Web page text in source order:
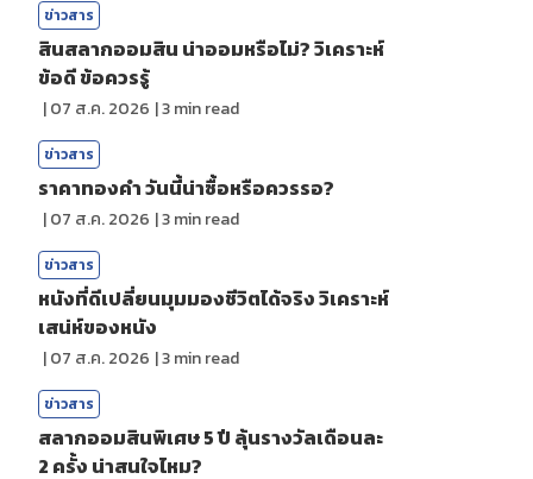
ข่าวสาร
สินสลากออมสิน น่าออมหรือไม่? วิเคราะห์
ข้อดี ข้อควรรู้
|07 ส.ค. 2026 |3min read
ข่าวสาร
ราคาทองคํา วันนี้น่าซื้อหรือควรรอ?
|07 ส.ค. 2026 |3min read
ข่าวสาร
หนังที่ดีเปลี่ยนมุมมองชีวิตได้จริง วิเคราะห์
เสน่ห์ของหนัง
|07 ส.ค. 2026 |3min read
ข่าวสาร
สลากออมสินพิเศษ 5 ปี ลุ้นรางวัลเดือนละ
2 ครั้ง น่าสนใจไหม?